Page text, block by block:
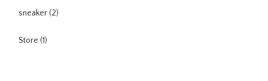
sneaker (2)
Store (1)